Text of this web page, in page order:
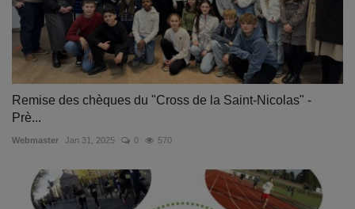
Remise des chèques du "Cross de la Saint-Nicolas" -
Prè...
Webmaster Jan 31, 2025 0 570